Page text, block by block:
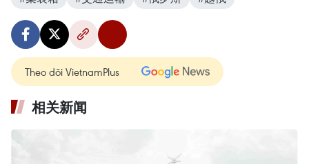
Theo dõi VietnamPlus
相关新闻